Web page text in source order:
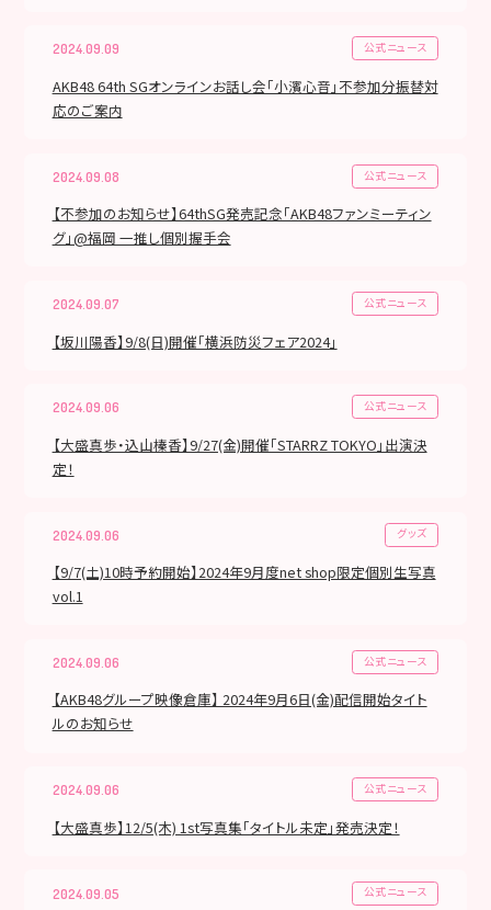
2024.09.09 公式ニュース
AKB48 64th SGオンラインお話し会「小濱心音」不参加分振替対
応のご案内
2024.09.08 公式ニュース
【不参加のお知らせ】64thSG発売記念「AKB48ファンミーティン
グ」@福岡 一推し個別握手会
2024.09.07 公式ニュース
【坂川陽香】9/8(日)開催「横浜防災フェア2024」
2024.09.06 公式ニュース
【大盛真歩・込山榛香】9/27(金)開催「STARRZ TOKYO」出演決
定！
2024.09.06 グッズ
【9/7(土)10時予約開始】2024年9月度net shop限定個別生写真
vol.1
2024.09.06 公式ニュース
【AKB48グループ映像倉庫】 2024年9月6日(金)配信開始タイト
ルのお知らせ
2024.09.06 公式ニュース
【大盛真歩】12/5(木) 1st写真集「タイトル未定」発売決定！
2024.09.05 公式ニュース